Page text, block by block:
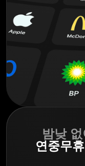
밤낮 없
연중무